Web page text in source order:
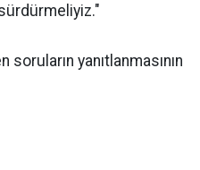
yanıtlanmasının